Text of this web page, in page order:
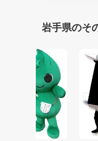
岩手県のそ